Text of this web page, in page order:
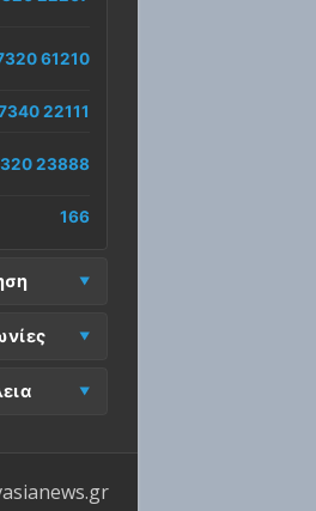
61210
22111
23888
166
60500
60019
60031
61266
22209